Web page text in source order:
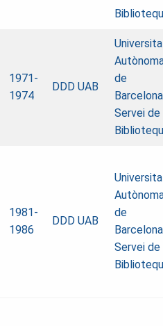
1971-
1974
DDD UAB
de
Servei de
1981-
1986
DDD UAB
de
Servei de